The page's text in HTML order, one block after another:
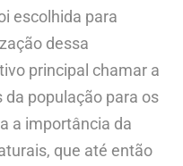
escolhida para
dessa
principal chamar a
população para os
a importância da
que até então